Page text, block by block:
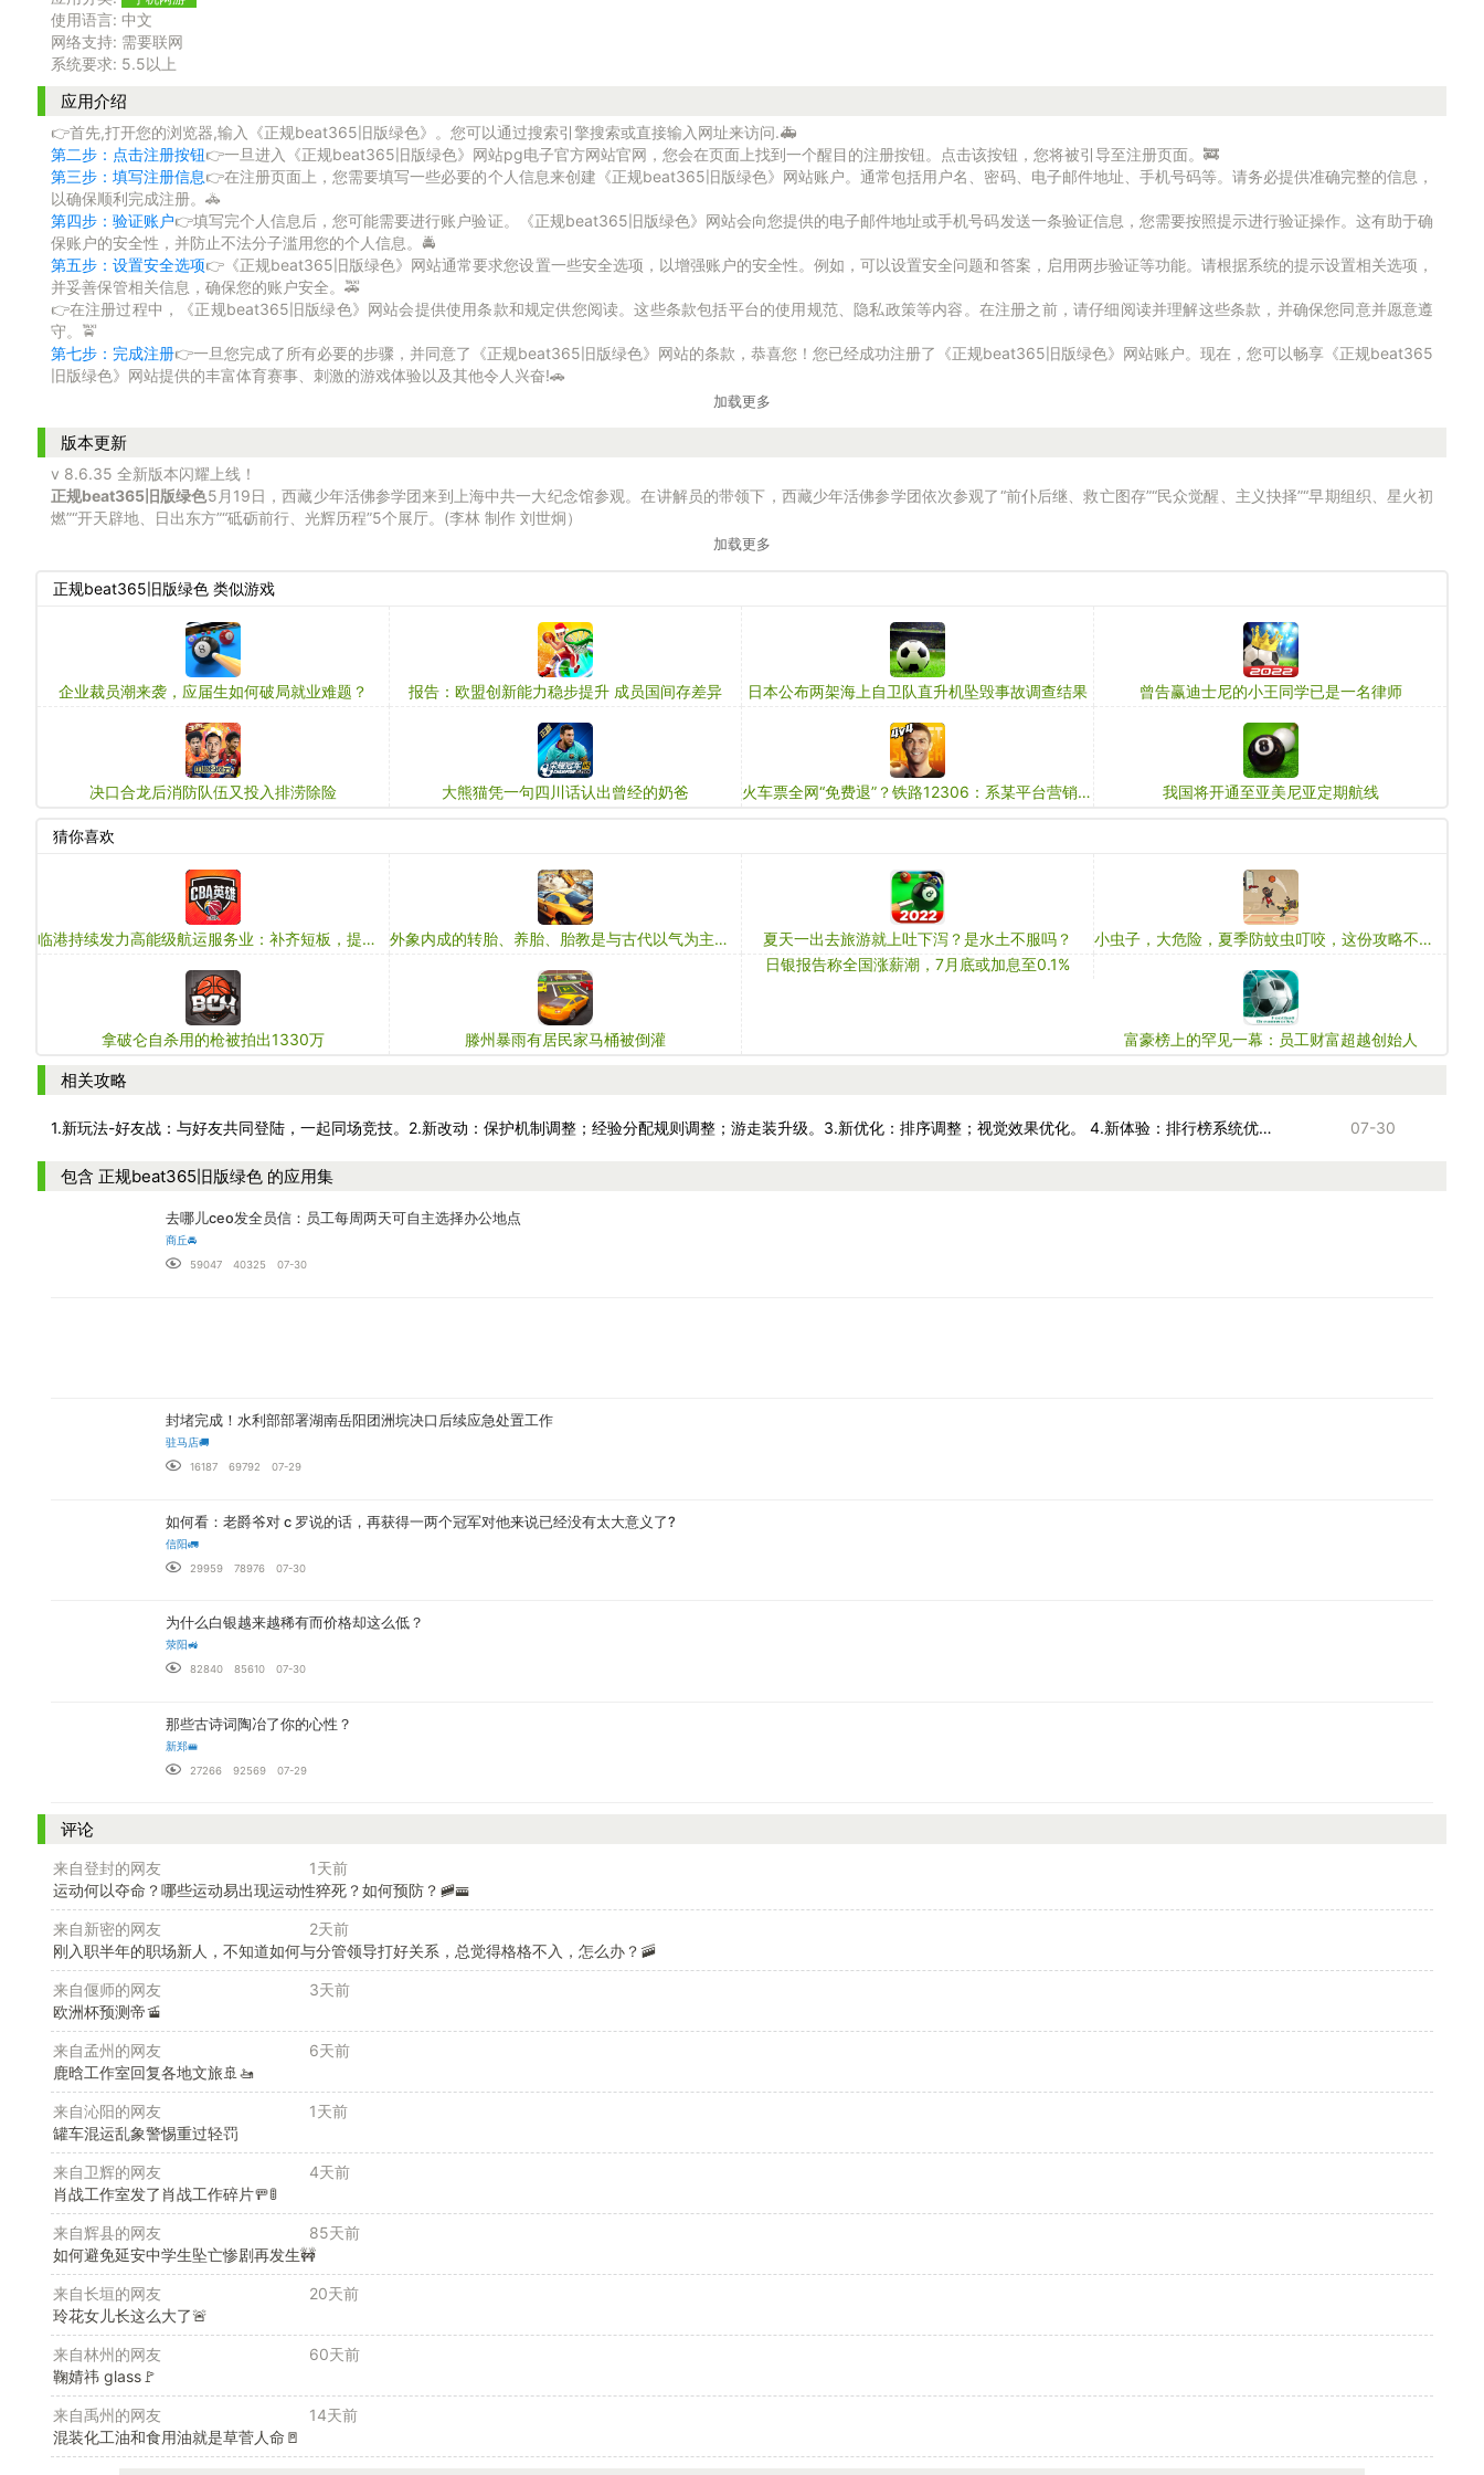
使用语言: 中文
网络支持: 需要联网
系统要求: 5.5以上
应用介绍
👉首先,打开您的浏览器,输入《正规beat365旧版绿色》。您可以通过搜索引擎搜索或直接输入网址来访问.🚑
第二步：点击注册按钮👉一旦进入《正规beat365旧版绿色》网站pg电子官方网站官网，您会在页面上找到一个醒目的注册按钮。点击该按钮，您将被引导至注册页面。🚒
第三步：填写注册信息👉在注册页面上，您需要填写一些必要的个人信息来创建《正规beat365旧版绿色》网站账户。通常包括用户名、密码、电子邮件地址、手机号码等。请务必提供准确完整的信息，
以确保顺利完成注册。🚓
第四步：验证账户👉填写完个人信息后，您可能需要进行账户验证。《正规beat365旧版绿色》网站会向您提供的电子邮件地址或手机号码发送一条验证信息，您需要按照提示进行验证操作。这有助于确
保账户的安全性，并防止不法分子滥用您的个人信息。🚔
第五步：设置安全选项👉《正规beat365旧版绿色》网站通常要求您设置一些安全选项，以增强账户的安全性。例如，可以设置安全问题和答案，启用两步验证等功能。请根据系统的提示设置相关选项，
并妥善保管相关信息，确保您的账户安全。🚕
👉在注册过程中，《正规beat365旧版绿色》网站会提供使用条款和规定供您阅读。这些条款包括平台的使用规范、隐私政策等内容。在注册之前，请仔细阅读并理解这些条款，并确保您同意并愿意遵
守。🚖
第七步：完成注册👉一旦您完成了所有必要的步骤，并同意了《正规beat365旧版绿色》网站的条款，恭喜您！您已经成功注册了《正规beat365旧版绿色》网站账户。现在，您可以畅享《正规beat365
旧版绿色》网站提供的丰富体育赛事、刺激的游戏体验以及其他令人兴奋!🚗
加载更多
版本更新
v 8.6.35 全新版本闪耀上线！
正规beat365旧版绿色5月19日，西藏少年活佛参学团来到上海中共一大纪念馆参观。在讲解员的带领下，西藏少年活佛参学团依次参观了“前仆后继、救亡图存”“民众觉醒、主义抉择”“早期组织、星火初
燃”“开天辟地、日出东方”“砥砺前行、光辉历程”5个展厅。(李林 制作 刘世炯）
加载更多
正规beat365旧版绿色 类似游戏
企业裁员潮来袭，应届生如何破局就业难题？ 报告：欧盟创新能力稳步提升 成员国间存差异 日本公布两架海上自卫队直升机坠毁事故调查结果 曾告赢迪士尼的小王同学已是一名律师
决口合龙后消防队伍又投入排涝除险 大熊猫凭一句四川话认出曾经的奶爸 火车票全网“免费退”？铁路12306：系某平台营销炒作 我国将开通至亚美尼亚定期航线
猜你喜欢
临港持续发力高能级航运服务业：补齐短板，提升资源全球配置能力 外象内成的转胎、养胎、胎教是与古代以气为主的身体观相关的 夏天一出去旅游就上吐下泻？是水土不服吗？ 小虫子，大危险，夏季防蚊虫叮咬，这份攻略不可少
拿破仑自杀用的枪被拍出1330万 滕州暴雨有居民家马桶被倒灌
日银报告称全国涨薪潮，7月底或加息至0.1%
富豪榜上的罕见一幕：员工财富超越创始人
相关攻略
1.新玩法-好友战：与好友共同登陆，一起同场竞技。2.新改动：保护机制调整；经验分配规则调整；游走装升级。3.新优化：排序调整；视觉效果优化。 4.新体验：排行榜系统优化。 5.旧版应用需要到pg电子官方网站官网页面安装更新，而新版应用会为用户推送升级通知，用户只需点击链接就能安装。 07-30
包含 正规beat365旧版绿色 的应用集
去哪儿ceo发全员信：员工每周两天可自主选择办公地点
商丘🚘
59047
40325 07-30
封堵完成！水利部部署湖南岳阳团洲垸决口后续应急处置工作
驻马店🚚
16187
69792 07-29
如何看：老爵爷对 c 罗说的话，再获得一两个冠军对他来说已经没有太大意义了?
信阳🚛
29959
78976 07-30
为什么白银越来越稀有而价格却这么低？
荥阳🚜
82840
85610 07-30
那些古诗词陶冶了你的心性？
新郑🚝
27266
92569 07-29
评论
来自登封的网友
1天前
运动何以夺命？哪些运动易出现运动性猝死？如何预防？🚞🚟
来自新密的网友
2天前
刚入职半年的职场新人，不知道如何与分管领导打好关系，总觉得格格不入，怎么办？🚠
来自偃师的网友
3天前
欧洲杯预测帝🚡
来自孟州的网友
6天前
鹿晗工作室回复各地文旅🚢🚤
来自沁阳的网友
1天前
罐车混运乱象警惕重过轻罚
来自卫辉的网友
4天前
肖战工作室发了肖战工作碎片🚥🚦
来自辉县的网友
85天前
如何避免延安中学生坠亡惨剧再发生🚧
来自长垣的网友
20天前
玲花女儿长这么大了🚨
来自林州的网友
60天前
鞠婧祎 glass🚩
来自禹州的网友
14天前
混装化工油和食用油就是草菅人命🚪